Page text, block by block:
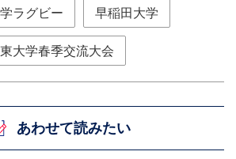
ラグビー 早稲田大学
大学春季交流大会
あわせて読みたい